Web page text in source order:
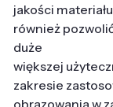
jakości
również
duże
większej
zakresie
obrazowania w